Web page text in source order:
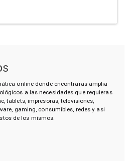
online donde encontraras amplia
a las necesidades que requieras
tablets, impresoras, televisiones,
gaming, consumibles, redes y asi
de los mismos.